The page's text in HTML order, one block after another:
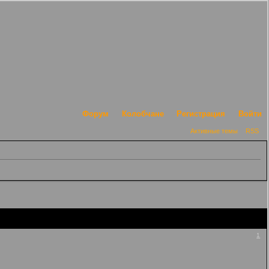
Форум Колобчане Регистрация Войти
Активные темы RSS
1